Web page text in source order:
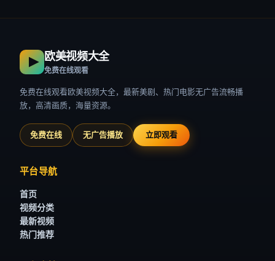
欧美视频大全
免费在线观看
免费在线观看欧美视频大全，最新美剧、热门电影无广告流畅播
放，高清画质，海量资源。
免费在线 无广告播放 立即观看
平台导航
首页
视频分类
最新视频
热门推荐